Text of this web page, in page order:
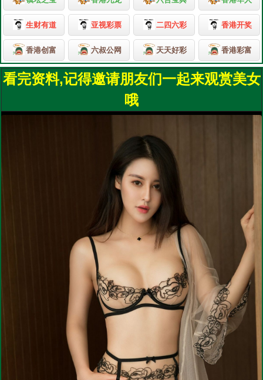
生财有道 亚视彩票 二四六彩 香港开奖
香港创富 六叔公网 天天好彩 香港彩富
看完资料,记得邀请朋友们一起来观赏美女
哦